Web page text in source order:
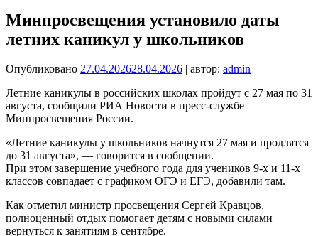
Минпросвещения установило даты
летних каникул у школьников
Опубликовано 27.04.202628.04.2026 | автор: admin
Летние каникулы в российских школах пройдут с 27 мая по 31
августа, сообщили РИА Новости в пресс-службе
Минпросвещения России.
«Летние каникулы у школьников начнутся 27 мая и продлятся
до 31 августа», — говорится в сообщении.
При этом завершение учебного года для учеников 9-х и 11-х
классов совпадает с графиком ОГЭ и ЕГЭ, добавили там.
Как отметил министр просвещения Сергей Кравцов,
полноценный отдых помогает детям с новыми силами
вернуться к занятиям в сентябре.